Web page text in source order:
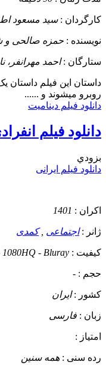
کارگردان :سید مسعود
نویسنده : حمزه صالحی و
ستارگان :احمد مهرانفر،
داستان
روبرو میشوند و ......
دانلود فیلم دینامیت
دانلود فیلم
بزودي
دانلود فیلم ایرانی
اکران : 1401
ژانر :اجتماعی ,کمدی
کیفیت : 1080HQ - Bluray
حجم : -
کشور :ایران
زبان : فارسی
امتیاز :
رده سنی : همه سنین